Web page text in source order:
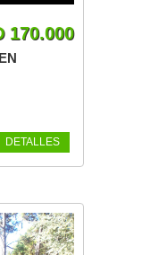
170.000
DETALLES